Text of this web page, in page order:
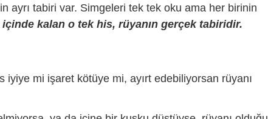
ayrı tabiri var. Simgeleri tek tek oku ama her birinin
kalan o tek his, rüyanın gerçek tabiridir.
mi işaret kötüye mi, ayırt edebiliyorsan rüyanı